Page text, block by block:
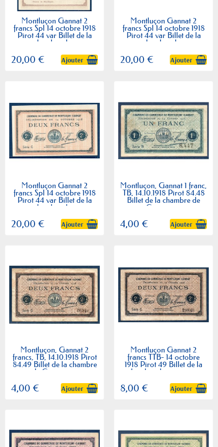
Montluçon Gannat 2
francs Spl 14 octobre 1918
Pirot 44 var Billet de la
chambre de...
20,00 € Ajouter
Montluçon Gannat 2
francs Spl 14 octobre 1918
Pirot 44 var Billet de la
chambre de...
20,00 € Ajouter
Montluçon Gannat 2
francs Spl 14 octobre 1918
Pirot 44 var Billet de la
chambre de...
20,00 € Ajouter
Montluçon, Gannat 1 franc,
TB, 14.10.1918 Pirot 84.48
Billet de la chambre de
Commerce
4,00 € Ajouter
Montluçon, Gannat 2
francs, TB, 14.10.1918 Pirot
84.49 Billet de la chambre
de Commerce
4,00 € Ajouter
Montluçon Gannat 2
francs TTB- 14 octobre
1918 Pirot 49 Billet de la
chambre de commerce
8,00 € Ajouter